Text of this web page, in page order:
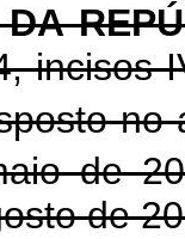
incisos
no
de
de